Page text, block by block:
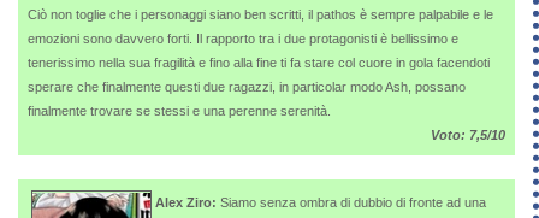
Ciò non toglie che i personaggi siano ben scritti, il pathos è sempre palpabile e le
emozioni sono davvero forti. Il rapporto tra i due protagonisti è bellissimo e
tenerissimo nella sua fragilità e fino alla fine ti fa stare col cuore in gola facendoti
sperare che finalmente questi due ragazzi, in particolar modo Ash, possano
finalmente trovare se stessi e una perenne serenità.
Voto: 7,5/10
Alex Ziro: Siamo senza ombra di dubbio di fronte ad una